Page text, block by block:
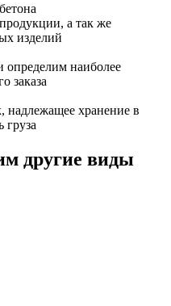
а так же
изделий
определим наиболее
заказа
надлежащее хранение в
груза
другие виды